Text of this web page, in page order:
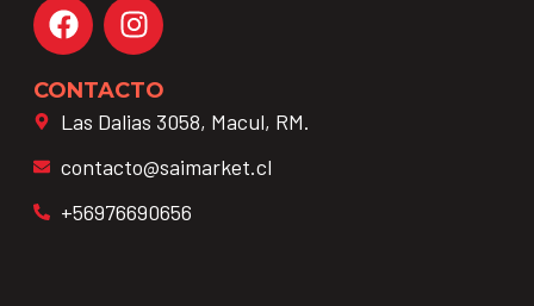
CONTACTO
Las Dalias 3058, Macul, RM.
contacto@saimarket.cl
+56976690656